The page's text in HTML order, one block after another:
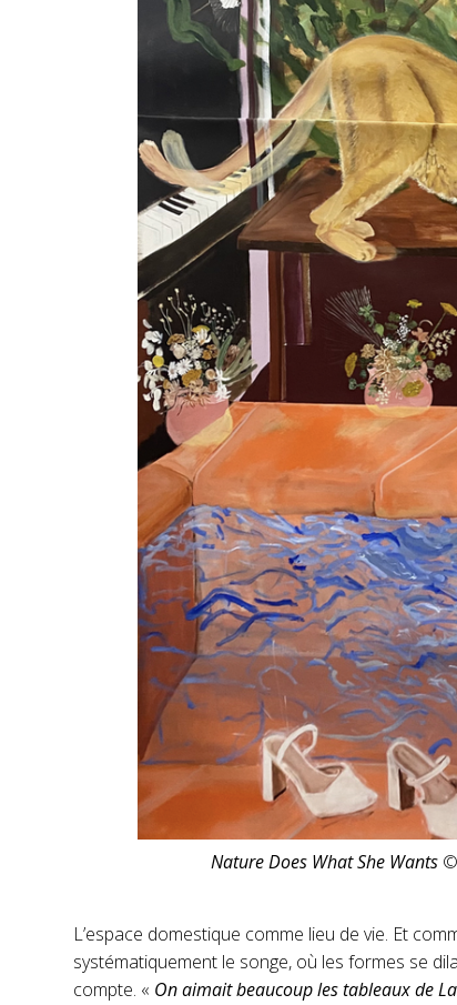
Nature Does What She Wants©
L’espace domestique comme lieu de vie. Et
systématiquement le songe, où les formes se
compte. « On aimait beaucoup les tableaux de